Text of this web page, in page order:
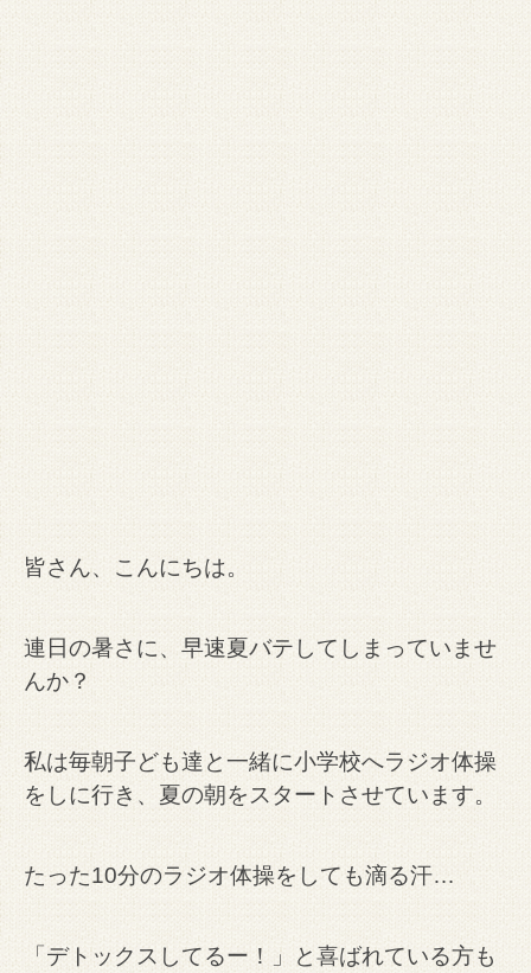
皆さん、こんにちは。
連日の暑さに、早速夏バテしてしまっていませ
んか？
私は毎朝子ども達と一緒に小学校へラジオ体操
をしに行き、夏の朝をスタートさせています。
たった10分のラジオ体操をしても滴る汗…
「デトックスしてるー！」と喜ばれている方も